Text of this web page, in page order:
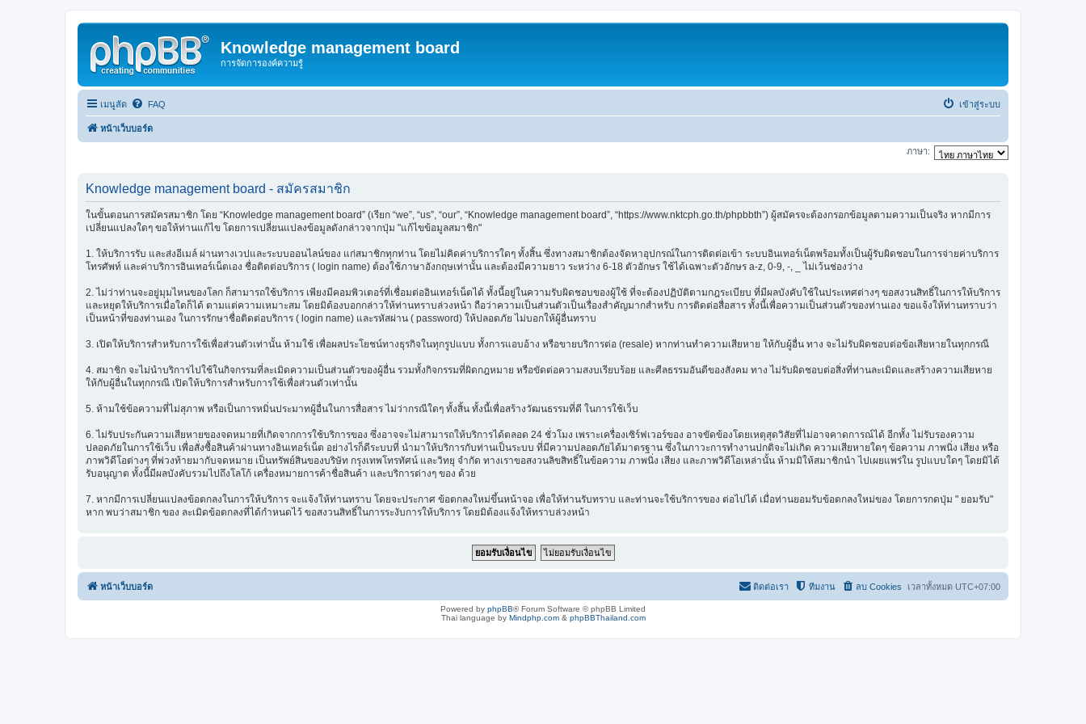
Knowledge management board
การจัดการองค์ความรู้
เมนูลัด FAQ เข้าสู่ระบบ
หน้าเว็บบอร์ด
ภาษา:
Knowledge management board - สมัครสมาชิก
ในขั้นตอนการสมัครสมาชิก โดย “Knowledge management board” (เรียก “we”, “us”, “our”, “Knowledge management board”, “https://www.nktcph.go.th/phpbbth”) ผู้สมัครจะต้องกรอกข้อมูลตามความเป็นจริง หากมีการ
เปลี่ยนแปลงใดๆ ขอให้ท่านแก้ไข โดยการเปลี่ยนแปลงข้อมูลดังกล่าวจากปุ่ม "แก้ไขข้อมูลสมาชิก"
1. ให้บริการรับ และส่งอีเมล์ ผ่านทางเวปและระบบออนไลน์ของ แก่สมาชิกทุกท่าน โดยไม่คิดค่าบริการใดๆ ทั้งสิ้น ซึ่งทางสมาชิกต้องจัดหาอุปกรณ์ในการติดต่อเข้า ระบบอินเทอร์เน็ตพร้อมทั้งเป็นผู้รับผิดชอบในการจ่ายค่าบริการ
โทรศัพท์ และค่าบริการอินเทอร์เน็ตเอง ชื่อติดต่อบริการ ( login name) ต้องใช้ภาษาอังกฤษเท่านั้น และต้องมีความยาว ระหว่าง 6-18 ตัวอักษร ใช้ได้เฉพาะตัวอักษร a-z, 0-9, -, _ ไม่เว้นช่องว่าง
2. ไม่ว่าท่านจะอยู่มุมไหนของโลก ก็สามารถใช้บริการ เพียงมีคอมพิวเตอร์ที่เชื่อมต่ออินเทอร์เน็ตได้ ทั้งนี้อยู่ในความรับผิดชอบของผู้ใช้ ที่จะต้องปฏิบัติตามกฎระเบียบ ที่มีผลบังคับใช้ในประเทศต่างๆ ขอสงวนสิทธิ์ในการให้บริการ
และหยุดให้บริการเมื่อใดก็ได้ ตามแต่ความเหมาะสม โดยมิต้องบอกกล่าวให้ท่านทราบล่วงหน้า ถือว่าความเป็นส่วนตัวเป็นเรื่องสำคัญมากสำหรับ การติดต่อสื่อสาร ทั้งนี้เพื่อความเป็นส่วนตัวของท่านเอง ขอแจ้งให้ท่านทราบว่า
เป็นหน้าที่ของท่านเอง ในการรักษาชื่อติดต่อบริการ ( login name) และรหัสผ่าน ( password) ให้ปลอดภัย ไม่บอกให้ผู้อื่นทราบ
3. เปิดให้บริการสำหรับการใช้เพื่อส่วนตัวเท่านั้น ห้ามใช้ เพื่อผลประโยชน์ทางธุรกิจในทุกรูปแบบ ทั้งการแอบอ้าง หรือขายบริการต่อ (resale) หากท่านทำความเสียหาย ให้กับผู้อื่น ทาง จะไม่รับผิดชอบต่อข้อเสียหายในทุกกรณี
4. สมาชิก จะไม่นำบริการไปใช้ในกิจกรรมที่ละเมิดความเป็นส่วนตัวของผู้อื่น รวมทั้งกิจกรรมที่ผิดกฎหมาย หรือขัดต่อความสงบเรียบร้อย และศีลธรรมอันดีของสังคม ทาง ไม่รับผิดชอบต่อสิ่งที่ท่านละเมิดและสร้างความเสียหาย
ให้กับผู้อื่นในทุกกรณี เปิดให้บริการสำหรับการใช้เพื่อส่วนตัวเท่านั้น
5. ห้ามใช้ข้อความที่ไม่สุภาพ หรือเป็นการหมิ่นประมาทผู้อื่นในการสื่อสาร ไม่ว่ากรณีใดๆ ทั้งสิ้น ทั้งนี้เพื่อสร้างวัฒนธรรมที่ดี ในการใช้เว็บ
6. ไม่รับประกันความเสียหายของจดหมายที่เกิดจากการใช้บริการของ ซึ่งอาจจะไม่สามารถให้บริการได้ตลอด 24 ชั่วโมง เพราะเครื่องเซิร์ฟเวอร์ของ อาจขัดข้องโดยเหตุสุดวิสัยที่ไม่อาจคาดการณ์ได้ อีกทั้ง ไม่รับรองความ
ปลอดภัยในการใช้เว็บ เพื่อสั่งซื้อสินค้าผ่านทางอินเทอร์เน็ต อย่างไรก็ดีระบบที่ นำมาให้บริการกับท่านเป็นระบบ ที่มีความปลอดภัยได้มาตรฐาน ซึ่งในภาวะการทำงานปกติจะไม่เกิด ความเสียหายใดๆ ข้อความ ภาพนิ่ง เสียง หรือ
ภาพวิดีโอต่างๆ ที่พ่วงท้ายมากับจดหมาย เป็นทรัพย์สินของบริษัท กรุงเทพโทรทัศน์ และวิทยุ จำกัด ทางเราขอสงวนลิขสิทธิ์ในข้อความ ภาพนิ่ง เสียง และภาพวิดีโอเหล่านั้น ห้ามมิให้สมาชิกนำ ไปเผยแพร่ใน รูปแบบใดๆ โดยมิได้
รับอนุญาต ทั้งนี้มีผลบังคับรวมไปถึงโลโก้ เครื่องหมายการค้าชื่อสินค้า และบริการต่างๆ ของ ด้วย
7. หากมีการเปลี่ยนแปลงข้อตกลงในการให้บริการ จะแจ้งให้ท่านทราบ โดยจะประกาศ ข้อตกลงใหม่ขึ้นหน้าจอ เพื่อให้ท่านรับทราบ และท่านจะใช้บริการของ ต่อไปได้ เมื่อท่านยอมรับข้อตกลงใหม่ของ โดยการกดปุ่ม " ยอมรับ"
หาก พบว่าสมาชิก ของ ละเมิดข้อตกลงที่ได้กำหนดไว้ ขอสงวนสิทธิ์ในการระงับการให้บริการ โดยมิต้องแจ้งให้ทราบล่วงหน้า
หน้าเว็บบอร์ด เวลาทั้งหมด UTC+07:00
ลบ Cookies
ทีมงาน
ติดต่อเรา
Powered by phpBB® Forum Software © phpBB Limited
Thai language by Mindphp.com& phpBBThailand.com